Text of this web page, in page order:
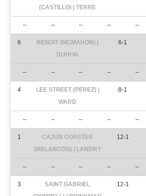
(CASTILLO) | TERRE
-- -- -- -- --
6
BENOIT (MCMAHON) |
DUHON
6-1
-- -- -- -- --
4
LEE STREET (PEREZ) |
WARD
8-1
-- -- -- -- --
1
CAJUN COASTER
(MELANCON) | LANDRY
12-1
-- -- -- -- --
3
SAINT GABRIEL
12-1